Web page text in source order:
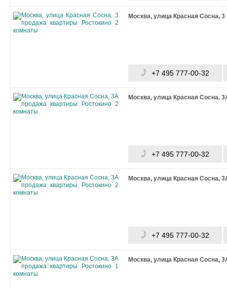
Москва, улица Красная Сосна, 3
+7 495 777-00-32
Москва, улица Красная Сосна,
+7 495 777-00-32
Москва, улица Красная Сосна,
+7 495 777-00-32
Москва, улица Красная Сосна,